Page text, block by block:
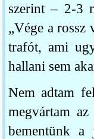
szerint – 2-3
„Vége a rossz
trafót, ami
hallani sem
Nem adtam
megvártam
bementünk a